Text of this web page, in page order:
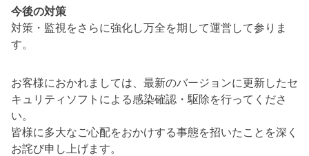
今後の対策
対策・監視をさらに強化し万全を期して運営して参りま
す。
お客様におかれましては、最新のバージョンに更新したセ
キュリティソフトによる感染確認・駆除を行ってくださ
い。
皆様に多大なご心配をおかけする事態を招いたことを深く
お詫び申し上げます。